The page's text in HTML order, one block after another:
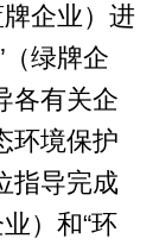
企业）进
绿牌企
各有关企
环境保护
指导完成
）和“环